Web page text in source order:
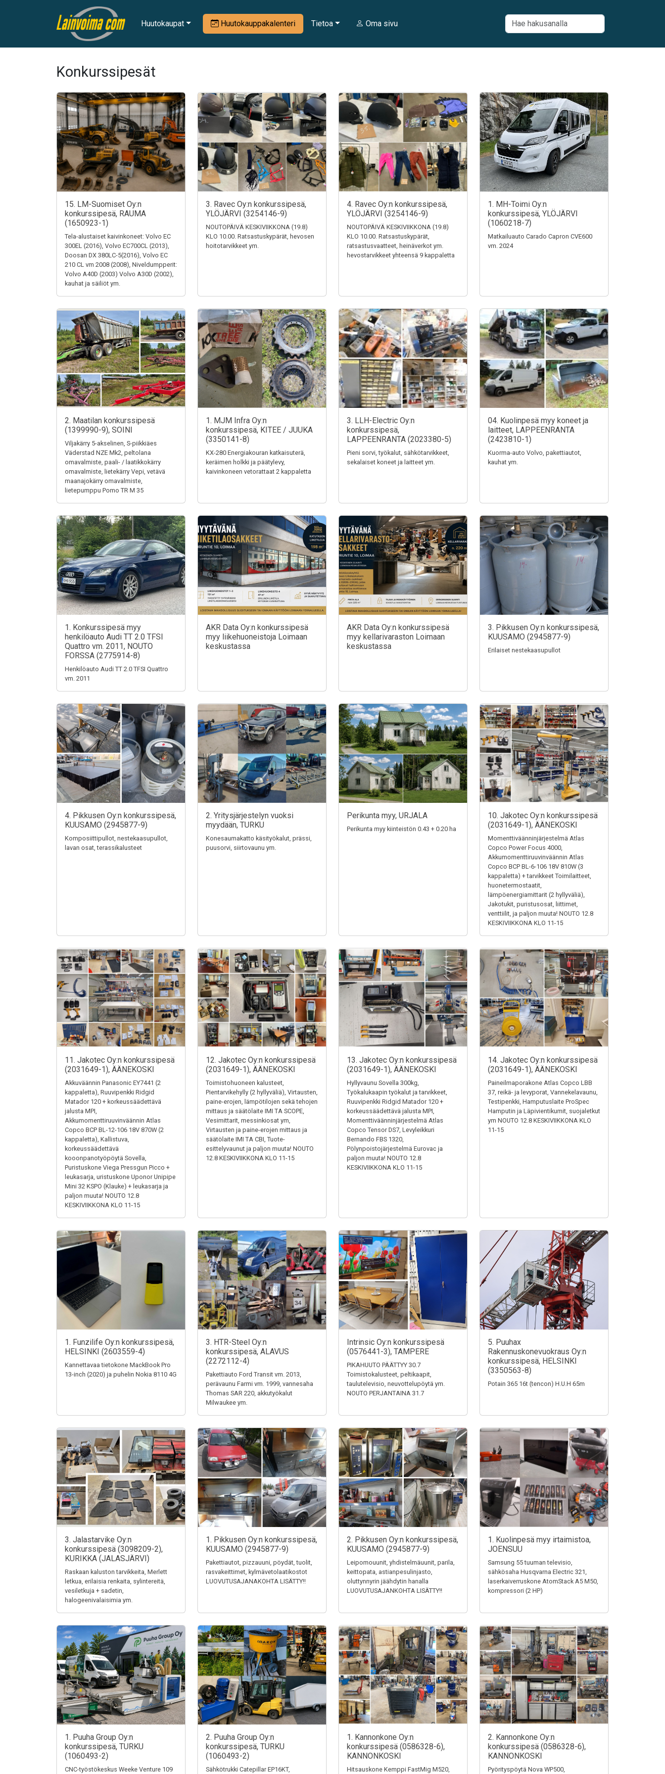
Huutokaupat Huutokauppakalenteri Tietoa Oma sivu
Konkurssipesät
15. LM-Suomiset Oy:n
konkurssipesä, RAUMA
(1650923-1)
Tela-alustaiset kaivinkoneet: Volvo EC
300EL (2016), Volvo EC700CL (2013),
Doosan DX 380LC-5(2016), Volvo EC
210 CL vm 2008 (2008), Niveldumpperit:
Volvo A40D (2003) Volvo A30D (2002),
kauhat ja säiliöt ym.
3. Ravec Oy:n konkurssipesä,
YLÖJÄRVI (3254146-9)
NOUTOPÄIVÄ KESKIVIIKKONA (19.8)
KLO 10.00. Ratsastuskypärät, hevosen
hoitotarvikkeet ym.
4. Ravec Oy:n konkurssipesä,
YLÖJÄRVI (3254146-9)
NOUTOPÄIVÄ KESKIVIIKKONA (19.8)
KLO 10.00. Ratsastuskypärät,
ratsastusvaatteet, heinäverkot ym.
hevostarvikkeet yhteensä 9 kappaletta
1. MH-Toimi Oy:n
konkurssipesä, YLÖJÄRVI
(1060218-7)
Matkailuauto Carado Capron CVE600
vm. 2024
2. Maatilan konkurssipesä
(1399990-9), SOINI
Viljakärry 5-akselinen, S-piikkiäes
Väderstad NZE Mk2, peltolana
omavalmiste, paali- / laatikkokärry
omavalmiste, lietekärry Vepi, vetävä
maanajokärry omavalmiste,
lietepumppu Pomo TR M 35
1. MJM Infra Oy:n
konkurssipesä, KITEE / JUUKA
(3350141-8)
KX-280 Energiakouran katkaisuterä,
keräimen holkki ja päätylevy,
kaivinkoneen vetorattaat 2 kappaletta
3. LLH-Electric Oy:n
konkurssipesä,
LAPPEENRANTA (2023380-5)
Pieni sorvi, työkalut, sähkötarvikkeet,
sekalaiset koneet ja laitteet ym.
04. Kuolinpesä myy koneet ja
laitteet, LAPPEENRANTA
(2423810-1)
Kuorma-auto Volvo, pakettiautot,
kauhat ym.
1. Konkurssipesä myy
henkilöauto Audi TT 2.0 TFSI
Quattro vm. 2011, NOUTO
FORSSA (2775914-8)
Henkilöauto Audi TT 2.0 TFSI Quattro
vm. 2011
AKR Data Oy:n konkurssipesä
myy liikehuoneistoja Loimaan
keskustassa
AKR Data Oy:n konkurssipesä
myy kellarivaraston Loimaan
keskustassa
3. Pikkusen Oy:n konkurssipesä,
KUUSAMO (2945877-9)
Erilaiset nestekaasupullot
4. Pikkusen Oy:n konkurssipesä,
KUUSAMO (2945877-9)
Komposiittipullot, nestekaasupullot,
lavan osat, terassikalusteet
2. Yritysjärjestelyn vuoksi
myydään, TURKU
Konesaumakatto käsityökalut, prässi,
puusorvi, siirtovaunu ym.
Perikunta myy, URJALA
Perikunta myy kiinteistön 0.43 + 0.20 ha
10. Jakotec Oy:n konkurssipesä
(2031649-1), ÄÄNEKOSKI
Momenttiväänninjärjestelmä Atlas
Copco Power Focus 4000,
Akkumomenttiruuvinväännin Atlas
Copco BCP BL-6-106 18V 810W (3
kappaletta) + tarvikkeet Toimilaitteet,
huonetermostaatit,
lämpöenergiamittarit (2 hyllyväliä),
Jakotukit, puristusosat, liittimet,
venttiilit, ja paljon muuta! NOUTO 12.8
KESKIVIIKKONA KLO 11-15
11. Jakotec Oy:n konkurssipesä
(2031649-1), ÄÄNEKOSKI
Akkuväännin Panasonic EY7441 (2
kappaletta), Ruuvipenkki Ridgid
Matador 120 + korkeussäädettävä
jalusta MPI,
Akkumomenttiruuvinväännin Atlas
Copco BCP BL-12-106 18V 870W (2
kappaletta), Kallistuva,
korkeussäädettävä
kooonpanotyöpöytä Sovella,
Puristuskone Viega Pressgun Picco +
leukasarja, uristuskone Uponor Unipipe
Mini 32 KSPO (Klauke) + leukasarja ja
paljon muuta! NOUTO 12.8
KESKIVIIKKONA KLO 11-15
12. Jakotec Oy:n konkurssipesä
(2031649-1), ÄÄNEKOSKI
Toimistohuoneen kalusteet,
Pientarvikehylly (2 hyllyväliä), Virtausten,
paine-erojen, lämpötilojen sekä tehojen
mittaus ja säätölaite IMI TA SCOPE,
Vesimittarit, messinkiosat ym,
Virtausten ja paine-erojen mittaus ja
säätölaite IMI TA CBI, Tuote-
esittelyvaunut ja paljon muuta! NOUTO
12.8 KESKIVIIKKONA KLO 11-15
13. Jakotec Oy:n konkurssipesä
(2031649-1), ÄÄNEKOSKI
Hyllyvaunu Sovella 300kg,
Työkalukaapin työkalut ja tarvikkeet,
Ruuvipenkki Ridgid Matador 120 +
korkeussäädettävä jalusta MPI,
Momenttiväänninjärjestelmä Atlas
Copco Tensor DS7, Levyleikkuri
Bernando FBS 1320,
Pölynpoistojärjestelmä Eurovac ja
paljon muuta! NOUTO 12.8
KESKIVIIKKONA KLO 11-15
14. Jakotec Oy:n konkurssipesä
(2031649-1), ÄÄNEKOSKI
Paineilmaporakone Atlas Copco LBB
37, reikä- ja levyporat, Vannekelavaunu,
Testipenkki, Hamputuslaite ProSpec
Hamputin ja Läpivientikumit, suojaletkut
ym NOUTO 12.8 KESKIVIIKKONA KLO
11-15
1. Funzilife Oy:n konkurssipesä,
HELSINKI (2603559-4)
Kannettavaa tietokone MackBook Pro
13-inch (2020) ja puhelin Nokia 8110 4G
3. HTR-Steel Oy:n
konkurssipesä, ALAVUS
(2272112-4)
Pakettiauto Ford Transit vm. 2013,
perävaunu Farmi vm. 1999, vannesaha
Thomas SAR 220, akkutyökalut
Milwaukee ym.
Intrinsic Oy:n konkurssipesä
(0576441-3), TAMPERE
PIKAHUUTO PÄÄTTYY 30.7
Toimistokalusteet, peltikaapit,
taulutelevisio, neuvottelupöytä ym.
NOUTO PERJANTAINA 31.7
5. Puuhax
Rakennuskonevuokraus Oy:n
konkurssipesä, HELSINKI
(3350563-8)
Potain 365 16t (tencon) H.U.H 65m
3. Jalastarvike Oy:n
konkurssipesä (3098209-2),
KURIKKA (JALASJÄRVI)
Raskaan kaluston tarvikkeita, Merlett
letkua, erilaisia renkaita, sylintereitä,
vesiletkuja + sadetin,
halogeenivalaisimia ym.
1. Pikkusen Oy:n konkurssipesä,
KUUSAMO (2945877-9)
Pakettiautot, pizzauuni, pöydät, tuolit,
rasvakeittimet, kylmävetolaatikostot
LUOVUTUSAJANAKOHTA LISÄTTY!!
2. Pikkusen Oy:n konkurssipesä,
KUUSAMO (2945877-9)
Leipomouunit, yhdistelmäuunit, parila,
keittopata, astianpesulinjasto,
oluttynnyrin jäähdytin hanalla
LUOVUTUSAJANKOHTA LISÄTTY!!
1. Kuolinpesä myy irtaimistoa,
JOENSUU
Samsung 55 tuuman televisio,
sähkösaha Husqvarna Electric 321,
laserkaiverruskone AtomStack A5 M50,
kompressori (2 HP)
1. Puuha Group Oy:n
konkurssipesä, TURKU
(1060493-2)
CNC-työstökeskus Weeke Venture 109
2. Puuha Group Oy:n
konkurssipesä, TURKU
(1060493-2)
Sähkötrukki Catepillar EP16KT,
1. Kannonkone Oy:n
konkurssipesä (0586328-6),
KANNONKOSKI
Hitsauskone Kemppi FastMig M520,
2. Kannonkone Oy:n
konkurssipesä (0586328-6),
KANNONKOSKI
Pyörityspöytä Nova WP500,